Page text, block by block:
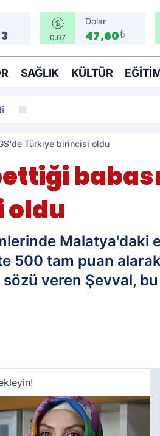
0.07
Dolar
47,60₺
SAĞLIK KÜLTÜR
Türkiye birincisi oldu
oldu
Malatya'daki
500 tam puan
veren Şevval, bu